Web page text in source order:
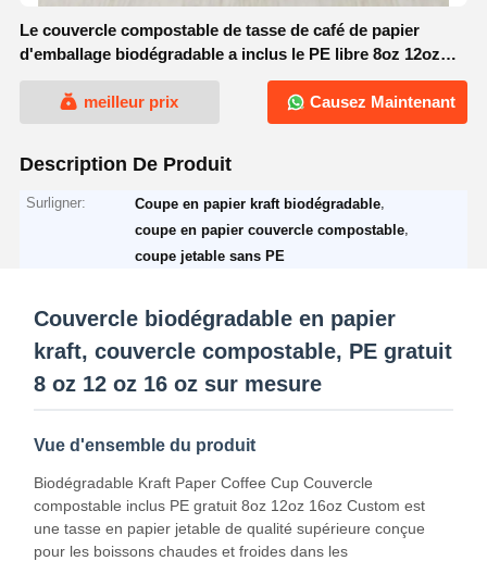
Le couvercle compostable de tasse de café de papier
d'emballage biodégradable a inclus le PE libre 8oz 12oz
meilleur prix
Causez Maintenant
Description De Produit
Surligner: Coupe en papier kraft biodégradable
coupe en papier couvercle compostable
coupe jetable sans PE
Couvercle biodégradable en papier
kraft, couvercle compostable, PE gratuit
8 oz 12 oz 16 oz sur mesure
Vue d'ensemble du produit
Biodégradable Kraft Paper Coffee Cup Couvercle
compostable inclus PE gratuit 8oz 12oz 16oz Custom est
une tasse en papier jetable de qualité supérieure conçue
pour les boissons chaudes et froides dans les